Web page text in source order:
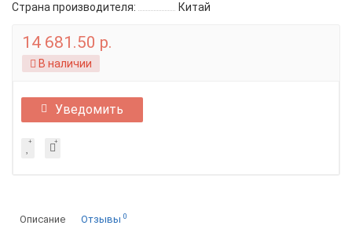
Страна производителя:
Китай
14 681.50 р.
В наличии
Уведомить
Описание Отзывы 0